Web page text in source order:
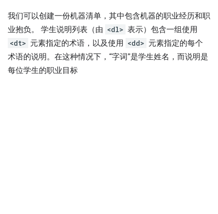
我们可以创建一份机器清单，其中包含机器的职业经历和职
业抱负。 学生说明列表（由 <dl> 表示）包含一组使用
<dt> 元素指定的术语，以及使用 <dd> 元素指定的每个
术语的说明。在这种情况下，“字词”是学生姓名，而说明是
每位学生的职业目标